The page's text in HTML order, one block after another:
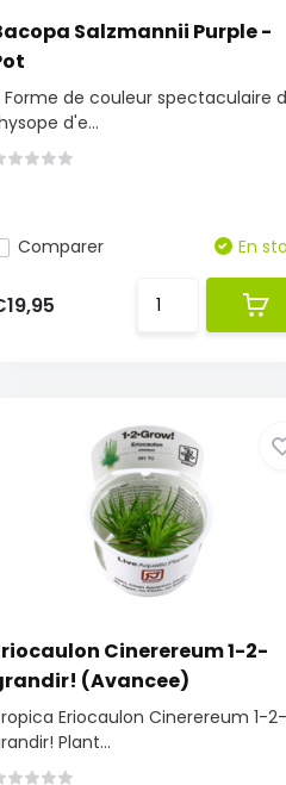
Salzmannii Purple -
Forme de couleur spectaculaire
d'e...
Comparer En
Cinerereum 1-2-
(Avancee)
Eriocaulon Cinerereum 1-2-
Plant...